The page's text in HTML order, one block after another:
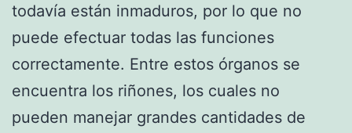
todavía están inmaduros, por lo que no
puede efectuar todas las funciones
correctamente. Entre estos órganos se
encuentra los riñones, los cuales no
pueden manejar grandes cantidades de